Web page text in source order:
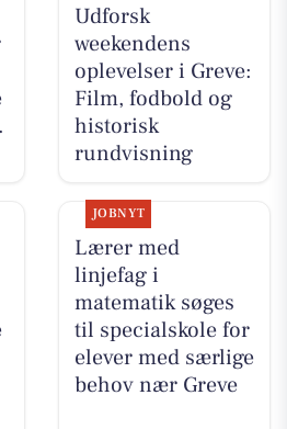
Udforsk
weekendens
oplevelser i Greve:
Film, fodbold og
historisk
rundvisning
JOBNYT
Lærer med
linjefag i
matematik søges
til specialskole for
elever med særlige
behov nær Greve